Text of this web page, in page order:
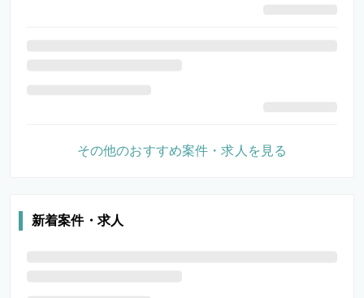
その他のおすすめ案件・求人を見る
新着案件・求人